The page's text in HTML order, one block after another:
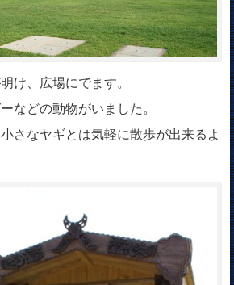
け、広場にでます。
などの動物がいました。
さなヤギとは気軽に散歩が出来るよ